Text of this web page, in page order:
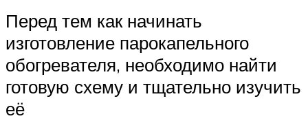
Перед тем как начинать
изготовление парокапельного
обогревателя, необходимо найти
готовую схему и тщательно изучить
её